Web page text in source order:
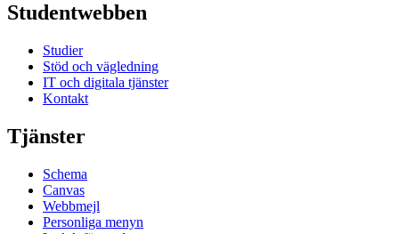
Studentwebben
Studier
Stöd och vägledning
IT och digitala tjänster
Kontakt
Tjänster
Schema
Canvas
Webbmejl
Personliga menyn